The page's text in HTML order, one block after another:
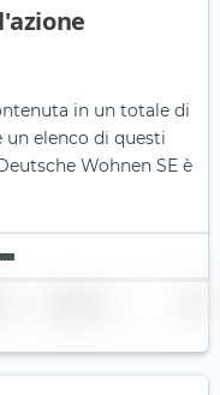
in un totale di
un elenco di questi
Wohnen SE è